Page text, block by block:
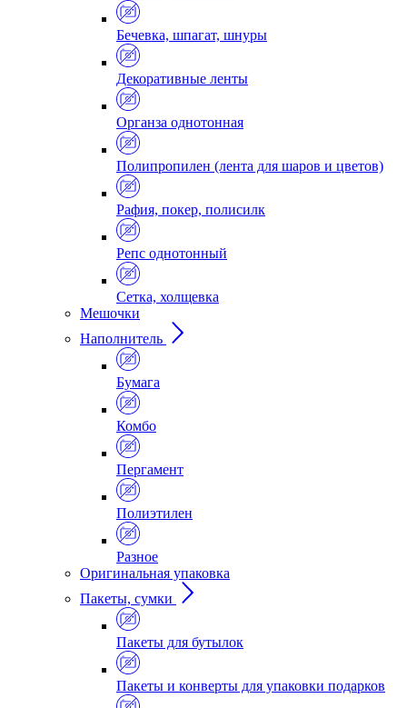
Бечевка, шпагат, шнуры
Декоративные ленты
Органза однотонная
Полипропилен (лента для шаров и цветов)
Рафия, покер, полисилк
Репс однотонный
Сетка, холщевка
Мешочки
Наполнитель
Бумага
Комбо
Пергамент
Полиэтилен
Разное
Оригинальная упаковка
Пакеты, сумки
Пакеты для бутылок
Пакеты и конверты для упаковки подарков